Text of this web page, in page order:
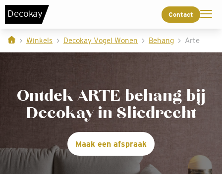
Decokay Contact
Winkels Decokay Vogel Wonen Behang Arte
Ontdek ARTE behang bij
Decokay in Sliedrecht
Maak een afspraak